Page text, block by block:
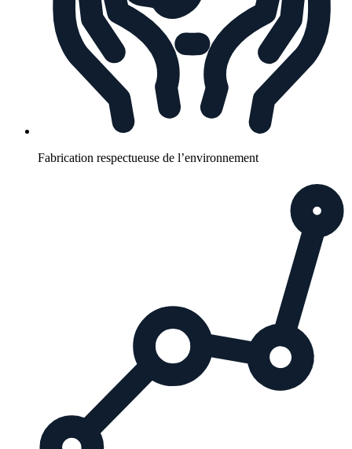
Fabrication respectueuse de l’environnement